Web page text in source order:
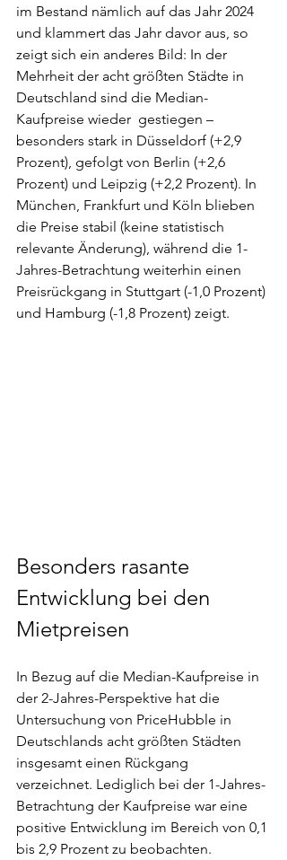
im Bestand nämlich auf das Jahr 2024
und klammert das Jahr davor aus, so
zeigt sich ein anderes Bild: In der
Mehrheit der acht größten Städte in
Deutschland sind die Median-
Kaufpreise wieder  gestiegen –
besonders stark in Düsseldorf (+2,9
Prozent), gefolgt von Berlin (+2,6
Prozent) und Leipzig (+2,2 Prozent). In
München, Frankfurt und Köln blieben
die Preise stabil (keine statistisch
relevante Änderung), während die 1-
Jahres-Betrachtung weiterhin einen
Preisrückgang in Stuttgart (-1,0 Prozent)
und Hamburg (-1,8 Prozent) zeigt.
Besonders rasante
Entwicklung bei den
Mietpreisen
In Bezug auf die Median-Kaufpreise in
der 2-Jahres-Perspektive hat die
Untersuchung von PriceHubble in
Deutschlands acht größten Städten
insgesamt einen Rückgang
verzeichnet. Lediglich bei der 1-Jahres-
Betrachtung der Kaufpreise war eine
positive Entwicklung im Bereich von 0,1
bis 2,9 Prozent zu beobachten.